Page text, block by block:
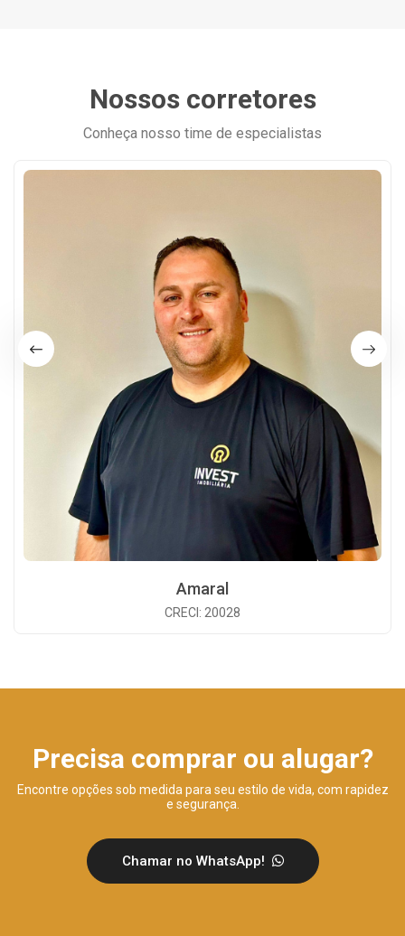
Nossos corretores
Conheça nosso time de especialistas
Amaral
CRECI: 20028
Precisa comprar ou alugar?
Encontre opções sob medida para seu estilo de vida, com rapidez
e segurança.
Chamar no WhatsApp!